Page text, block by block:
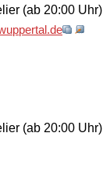
(ab 20:00 Uhr)
(ab 20:00 Uhr)